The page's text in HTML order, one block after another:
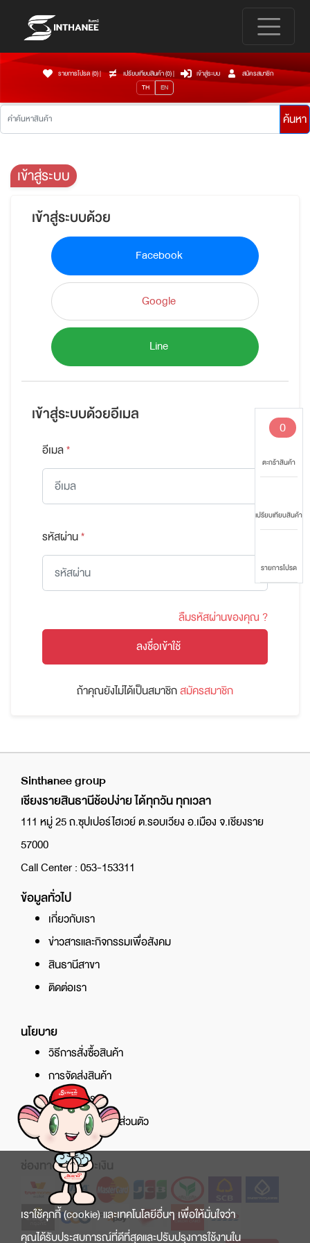
รายการโปรด (0)| เปรียบเทียบสินค้า (0)| เข้าสู่ระบบ
สมัครสมาชิก
TH
EN
ค้นหา
0
ตะกร้าสินค้า
เปรียบเทียบสินค้า
รายการโปรด
เข้าสู่ระบบ
เข้าสู่ระบบด้วย
Facebook
Google
Line
เข้าสู่ระบบด้วยอีเมล
อีเมล*
รหัสผ่าน*
ลืมรหัสผ่านของคุณ ?
ลงชื่อเข้าใช้
ถ้าคุณยังไม่ได้เป็นสมาชิกสมัครสมาชิก
Sinthanee group
เชียงรายสินธานีช้อปง่าย ได้ทุกวัน ทุกเวลา
111 หมู่ 25 ถ.ซุปเปอร์ไฮเวย์ ต.รอบเวียง อ.เมือง จ.เชียงราย
57000
Call Center : 053-153311
ข้อมูลทั่วไป
เกี่ยวกับเรา
ข่าวสารและกิจกรรมเพื่อสังคม
สินธานีสาขา
ติดต่อเรา
นโยบาย
วิธีการสั่งซื้อสินค้า
การจัดส่งสินค้า
ศูนย์บริการ
นโยบายความเป็นส่วนตัว
ช่องทางการชำระเงิน
เราใช้คุกกี้ (cookie) และเทคโนโลยีอื่นๆ เพื่อให้มั่นใจว่า
คุณได้รับประสบการณ์ที่ดีที่สุดและปรับปรุงการใช้งานใน